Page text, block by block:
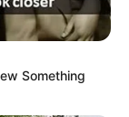
Something